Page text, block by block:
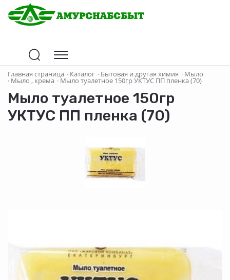
Главная страница · Каталог · Бытовая и другая химия · Мыло
· Мыло , крема ·Мыло туалетное 150гр УКТУС ПП пленка (70)
Мыло туалетное 150гр
УКТУС ПП пленка (70)